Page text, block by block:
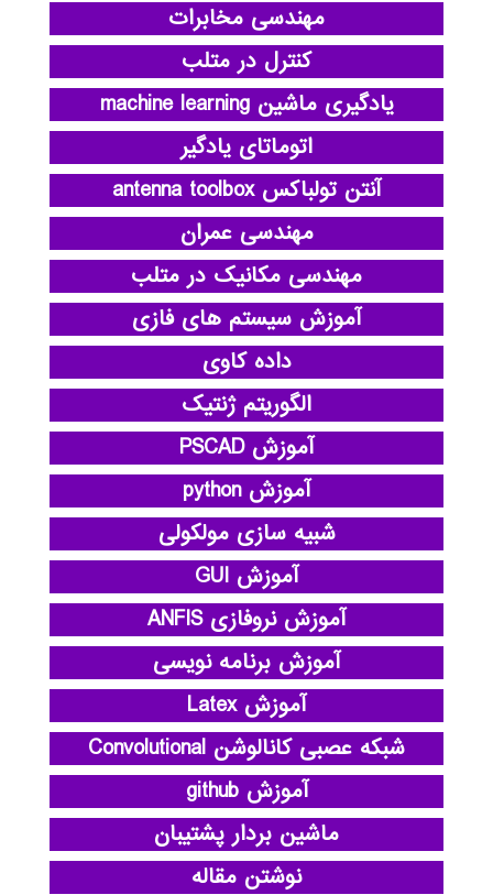
مهندسی مخابرات
کنترل در متلب
یادگیری ماشین machine learning
اتوماتای یادگیر
آنتن تولباکس antenna toolbox
مهندسی عمران
مهندسی مکانیک در متلب
آموزش سیستم های فازی
داده کاوی
الگوریتم ژنتیک
آموزش PSCAD
آموزش python
شبیه سازی مولکولی
آموزش GUI
آموزش نروفازی ANFIS
آموزش برنامه نویسی
آموزش Latex
شبکه عصبی کانالوشن Convolutional
آموزش github
ماشین بردار پشتیبان
نوشتن مقاله